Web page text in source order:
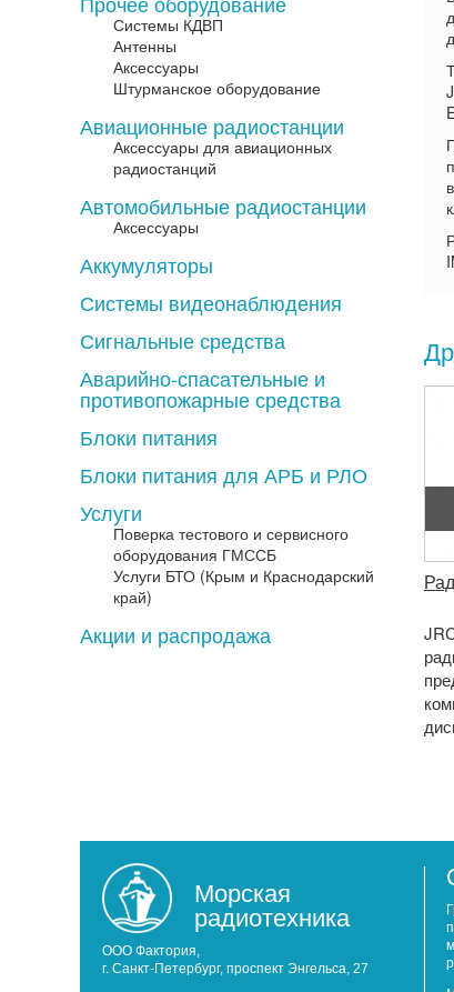
Системы КДВП
Антенны
Аксессуары
Штурманское оборудование
Авиационные радиостанции
Аксессуары для авиационных
радиостанций
Автомобильные радиостанции
Аксессуары
Аккумуляторы
Системы видеонаблюдения
Сигнальные средства
Аварийно-спасательные и
противопожарные средства
Блоки питания
Блоки питания для АРБ и РЛО
Услуги
Поверка тестового и сервисного
оборудования ГМССБ
Услуги БТО (Крым и Краснодарский
край)
Акции и распродажа
Морская
радиотехника
ООО Фактория,
г. Санкт-Петербург, проспект Энгельса, 27